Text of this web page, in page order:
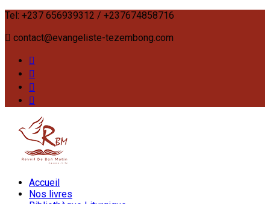
Tel: +237 656939312 / +237674858716
contact@evangeliste-tezembong.com
Accueil
Nos livres